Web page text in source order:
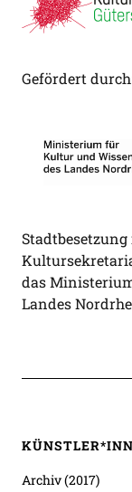
Gefördert
das
Landes
Archiv (2017)